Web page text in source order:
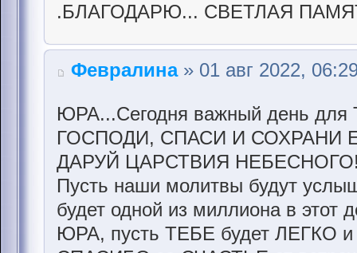
.БЛАГОДАРЮ... СВЕТЛАЯ
Февралина» 01 авг 2022,
ЮРА...Сегодня важный день
ГОСПОДИ, СПАСИ И СОХРАНИ
ДАРУЙ ЦАРСТВИЯ
Пусть наши молитвы будут
будет одной из миллиона в этот
ЮРА, пусть ТЕБЕ будет ЛЕГКО